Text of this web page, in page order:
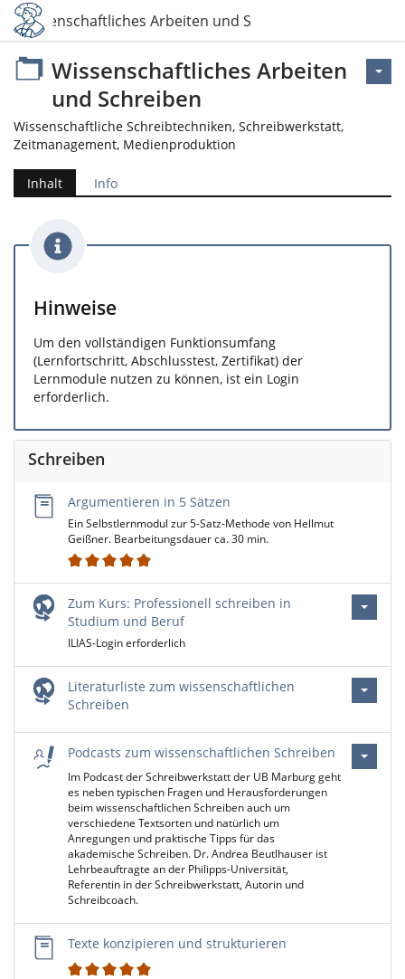
Wissenschaftliches Arbeiten und Schreiben
Wissenschaftliches Arbeiten
und Schreiben
Wissenschaftliche Schreibtechniken, Schreibwerkstatt,
Zeitmanagement, Medienproduktion
Inhalt Info
Hinweise
Um den vollständigen Funktionsumfang
(Lernfortschritt, Abschlusstest, Zertifikat) der
Lernmodule nutzen zu können, ist ein Login
erforderlich.
Schreiben
Argumentieren in 5 Sätzen
Ein Selbstlernmodul zur 5-Satz-Methode von Hellmut
Geißner. Bearbeitungsdauer ca. 30 min.
Zum Kurs: Professionell schreiben in
Studium und Beruf
ILIAS-Login erforderlich
Literaturliste zum wissenschaftlichen
Schreiben
Podcasts zum wissenschaftlichen Schreiben
Im Podcast der Schreibwerkstatt der UB Marburg geht
es neben typischen Fragen und Herausforderungen
beim wissenschaftlichen Schreiben auch um
verschiedene Textsorten und natürlich um
Anregungen und praktische Tipps für das
akademische Schreiben. Dr. Andrea Beutlhauser ist
Lehrbeauftragte an der Philipps-Universität,
Referentin in der Schreibwerkstatt, Autorin und
Schreibcoach.
Texte konzipieren und strukturieren